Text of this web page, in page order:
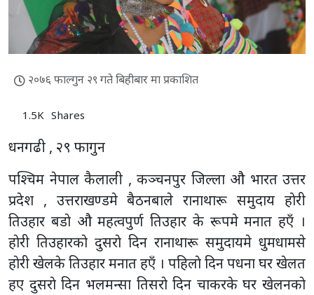
२०७६ फाल्गुन २९ गते बिहीबार मा प्रकाशित
1.5K Shares
धनगढी , २९ फागुन
पश्चिम नेपाल कैलाली , कञ्चनपुर जिल्ला औ भारत उत्तर
प्रदेश , उत्तराखण्डमे बैठनबाले रानाथारू समुदाय हाेरी
तिउहार बडाे औ महत्वपुर्ण तिउहार के रूपमे मनात हएँ ।
हाेरी तिउहारकाे दुसराे दिन रानाथारू समुदायमे धुमधामसे
हाेरी खेलके तिउहार मनात हएँ । पहिलाे दिन पधना घर खेलत
हए दुसराे दिन भलमन्सा तिसराे दिन चाकरके घर खेलनकाे